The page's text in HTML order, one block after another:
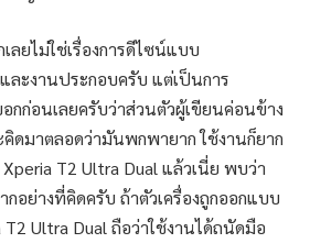
ลยไม่ใช่เรื่องการดีไซน์แบบ
ละงานประกอบครับ แต่เป็นการ
กก่อนเลยครับว่าส่วนตัวผู้เขียนค่อนข้าง
ดมาตลอดว่ามันพกพายาก ใช้งานก็ยาก
Xperia T2 Ultra Dual แล้วเนี่ย พบว่า
กอย่างที่คิดครับ ถ้าตัวเครื่องถูกออกแบบ
T2 Ultra Dual ถือว่าใช้งานได้ถนัดมือ